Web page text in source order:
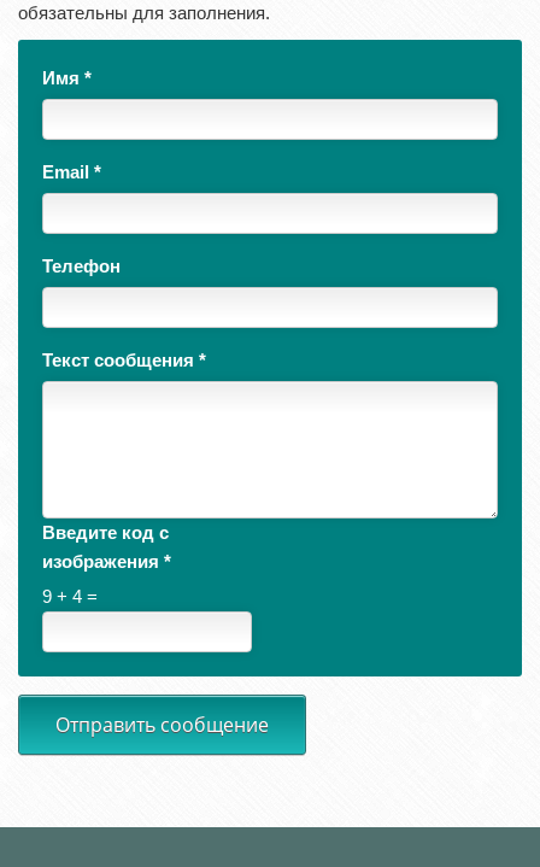
обязательны для заполнения.
Имя *
Email *
Телефон
Текст сообщения *
Введите код с
изображения *
9 + 4 =
Отправить сообщение